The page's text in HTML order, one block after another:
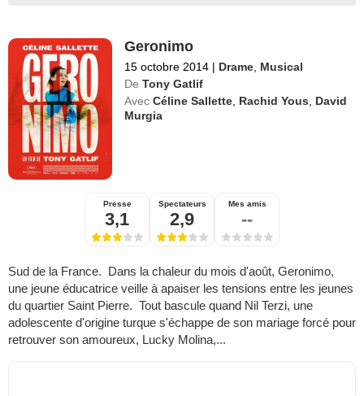
Geronimo
15 octobre 2014 | Drame, Musical
De Tony Gatlif
Avec Céline Sallette, Rachid Yous, David
Murgia
Presse
3,1
Spectateurs
2,9
Mes amis
--
Sud de la France. Dans la chaleur du mois d'août, Geronimo,
une jeune éducatrice veille à apaiser les tensions entre les jeunes
du quartier Saint Pierre. Tout bascule quand Nil Terzi, une
adolescente d'origine turque s'échappe de son mariage forcé pour
retrouver son amoureux, Lucky Molina,...